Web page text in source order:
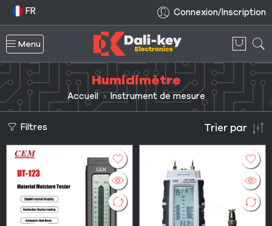
FR Connexion/Inscription
Menu
Humidimètre
Accueil Instrument de mesure
Filtres Trier par